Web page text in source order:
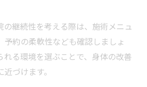
の継続性を考える際は、施術メニュ
予約の柔軟性なども確認しましょ
れる環境を選ぶことで、身体の改善
づけます。